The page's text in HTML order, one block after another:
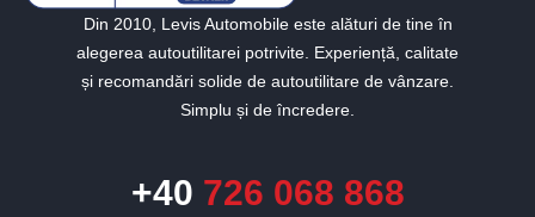
Din 2010, Levis Automobile este alături de tine în
alegerea autoutilitarei potrivite. Experiență, calitate
și recomandări solide de autoutilitare de vânzare.
Simplu și de încredere.
+40 726 068 868